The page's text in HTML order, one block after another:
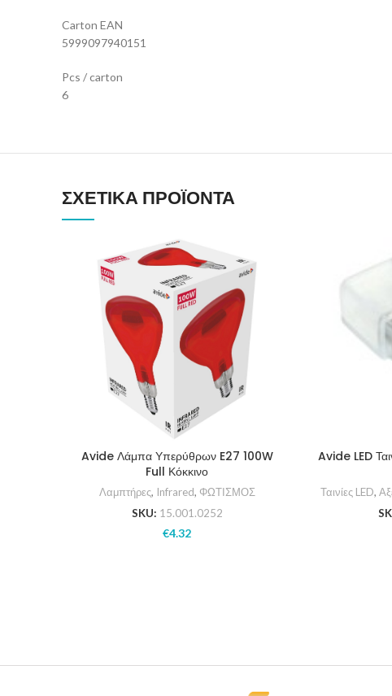
Carton EAN
5999097940151
Pcs / carton
6
ΣΧΕΤΙΚΆ ΠΡΟΪΌΝΤΑ
Avide Λάμπα Υπερύθρων E27 100W
Full Κόκκινο
Λαμπτήρες, Infrared, ΦΩΤΙΣΜΟΣ
SKU: 15.001.0252
€4.32
Avide LED
Ταινίες LED,